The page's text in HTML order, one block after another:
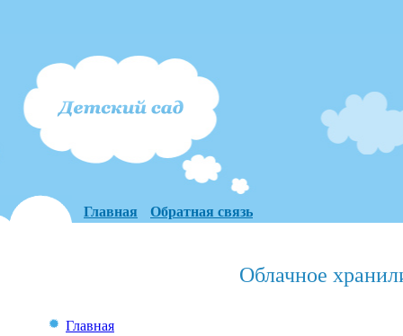
Главная Обратная связь
Облачное
Главная